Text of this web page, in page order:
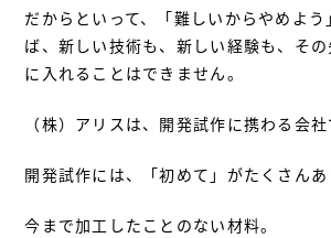
だからといって、「難しいからやめよう
ば、新しい技術も、新しい経験も、そ
に入れることはできません。
（株）アリスは、開発試作に携わる会社
開発試作には、「初めて」がたくさんあ
今まで加工したことのない材料。